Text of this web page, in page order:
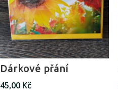
Dárkové přání
45,00 Kč